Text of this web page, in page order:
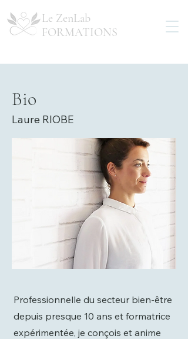
Le ZenLab
FORMATIONS
Bio
Laure RIOBE
Professionnelle du secteur bien-être
depuis presque 10 ans et formatrice
expérimentée, je conçois et anime